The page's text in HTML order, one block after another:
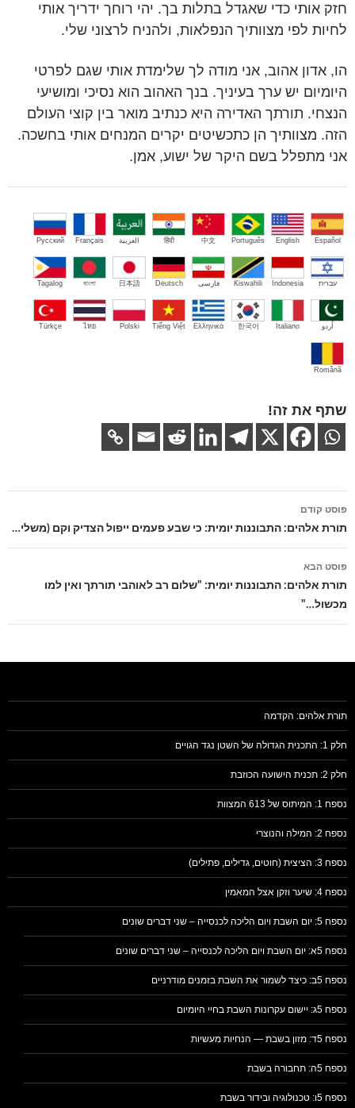
חזק אותי כדי שאגדל בתלות בך. יהי רוחך ידריך אותי
לחיות לפי מצוותיך הנפלאות, ולהניח לרצוני שלי.
הו, אדון אהוב, אני מודה לך שלימדת אותי שגם לפרטי
היומיום יש ערך בעיניך. בנך האהוב הוא נסיכי ומושיעי
הנצחי. תורתך האדירה היא כנתיב מואר בין קוצי העולם
הזה. מצוותיך הן כתכשיטים יקרים המנחים אותי בחשכה.
אני מתפלל בשם היקר של ישוע, אמן.
Español
English
Português
中文
हिंदी العربية Français
Русский
עברית Indonesia
Kiswahili فارسی Deutsch
日本語
বাংলা
Tagalog
اُردو Italiano
한국어
Ελληνικά
Tiếng Việt
Polski
ไทย
Türkçe
Română
שתף את זה!
ניווט
בפוסטים
פוסט קודם
תורת אלהים: התבוננות יומית: כי שבע פעמים ייפול הצדיק וקם (משלי…
פוסט הבא
תורת אלהים: התבוננות יומית: "שלום רב לאוהבי תורתך ואין למו
מכשול…"
תורת אלהים: הקדמה
חלק 1: התכנית הגדולה של השטן נגד הגויים
חלק 2: תכנית הישועה הכוזבת
נספח 1: המיתוס של 613 המצוות
נספח 2: המילה והנוצרי
נספח 3: הציצית (חוטים, גדילים, פתילים)
נספח 4: שיער וזקן אצל המאמין
נספח 5: יום השבת ויום הליכה לכנסייה – שני דברים שונים
נספח 5א: יום השבת ויום הליכה לכנסייה – שני דברים שונים
נספח 5ב: כיצד לשמור את השבת בזמנים מודרניים
נספח 5ג: יישום עקרונות השבת בחיי היומיום
נספח 5ד: מזון בשבת — הנחיות מעשיות
נספח 5ה: תחבורה בשבת
נספח 5ו: טכנולוגיה ובידור בשבת